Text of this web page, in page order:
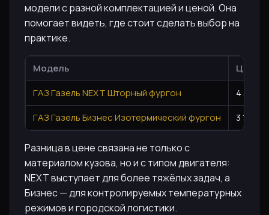
модели с разной комплектацией и ценой. Она
помогает видеть, где стоит сделать выбор на
практике.
Модель
Цена
ГАЗ Газель NEXT Шторный фургон
4 350
ГАЗ Газель Бизнес Изотермический фургон
3 176
Разница в цене связана не только с
материалом кузова, но и с типом двигателя:
NEXT выступает для более тяжёлых задач, а
Бизнес — для контролируемых температурных
режимов и городской логистики.